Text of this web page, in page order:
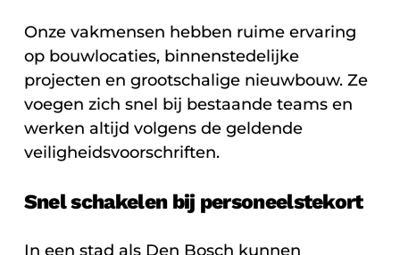
Onze vakmensen hebben ruime ervaring
op bouwlocaties, binnenstedelijke
projecten en grootschalige nieuwbouw. Ze
voegen zich snel bij bestaande teams en
werken altijd volgens de geldende
veiligheidsvoorschriften.
Snel schakelen bij personeelstekort
In een stad als Den Bosch kunnen